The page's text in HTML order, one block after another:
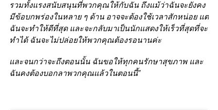
รวมทั้งแรงสนับสนุนที่พวกคุณให้กับฉัน ถึงแม้ว่าฉันจะยังคง
มีข้อบกพร่องในหลาย ๆ ด้าน อาจจะต้องใช้เวลาสักหน่อย แต่
ฉันจะทำให้ดีที่สุด และจะกลับมาเป็นนักแสดงให้เร็วที่สุดที่จะ
ทำได้ ฉันจะไม่ปล่อยให้พวกคุณต้องรอนานค่ะ
และจนกว่าจะถึงตอนนั้น ฉันขอให้ทุกคนรักษาสุขภาพ และ
ฉันคงต้องบอกลาพวกคุณแล้วในตอนนี้”